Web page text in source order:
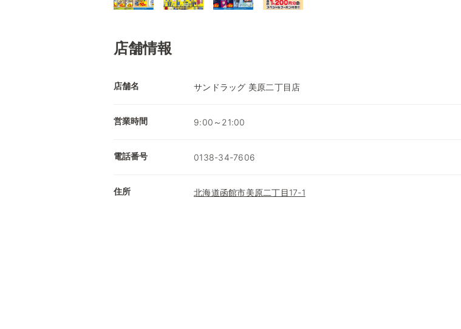
店舗情報
店舗名 サンドラッグ 美原二丁目店
営業時間 9:00～21:00
電話番号 0138-34-7606
住所 北海道函館市美原二丁目17-1